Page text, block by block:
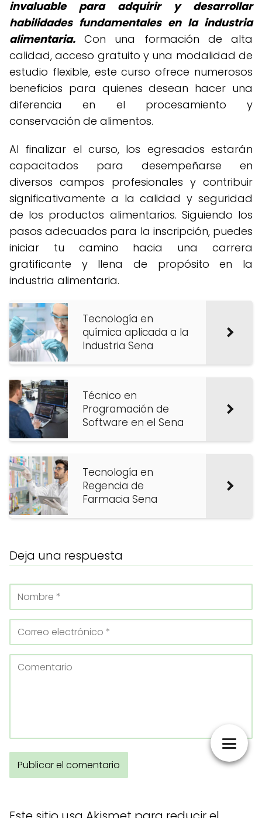
invaluable para adquirir y desarrollar
habilidades fundamentales en la industria
alimentaria. Con una formación de alta
calidad, acceso gratuito y una modalidad de
estudio flexible, este curso ofrece numerosos
beneficios para quienes desean hacer una
diferencia en el procesamiento y
conservación de alimentos.
Al finalizar el curso, los egresados estarán
capacitados para desempeñarse en
diversos campos profesionales y contribuir
significativamente a la calidad y seguridad
de los productos alimentarios. Siguiendo los
pasos adecuados para la inscripción, puedes
iniciar tu camino hacia una carrera
gratificante y llena de propósito en la
industria alimentaria.
Tecnología en
química aplicada a la
Industria Sena
Técnico en
Programación de
Software en el Sena
Tecnología en
Regencia de
Farmacia Sena
Deja una respuesta